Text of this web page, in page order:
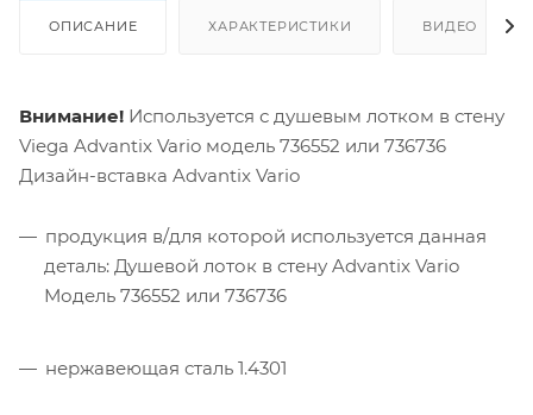
ОПИСАНИЕ ХАРАКТЕРИСТИКИ ВИДЕО
Внимание! Используется с душевым лотком в стену
Viega Advantix Vario модель 736552 или 736736
Дизайн-вставка Advantix Vario
продукция в/для которой используется данная
деталь: Душевой лоток в стену Advantix Vario
Модель 736552 или 736736
нержавеющая сталь 1.4301